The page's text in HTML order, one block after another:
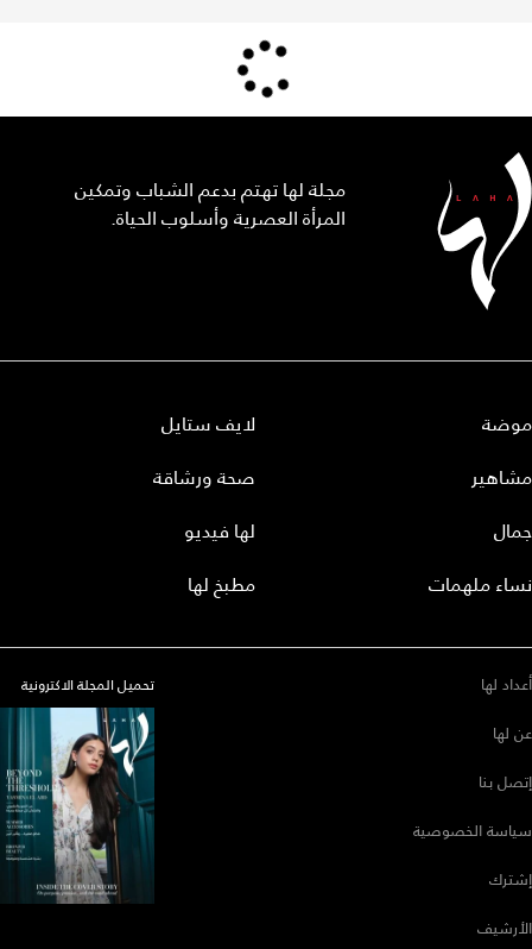
مجلة لها تهتم بدعم الشباب وتمكين
المرأة العصرية وأسلوب الحياة.
موضة
مشاهير
جمال
نساء ملهمات
لايف ستايل
صحة ورشاقة
لها فيديو
مطبخ لها
أعداد لها
عن لها
إتصل بنا
سياسة الخصوصية
إشترك
الأرشيف
تحميل المجلة الاكترونية